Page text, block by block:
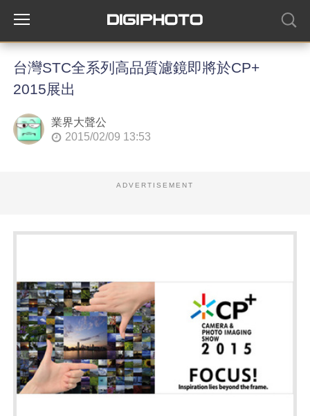
台灣STC全系列高品質濾鏡即將於CP+
2015展出
業界大聲公
2015/02/09 13:53
ADVERTISEMENT